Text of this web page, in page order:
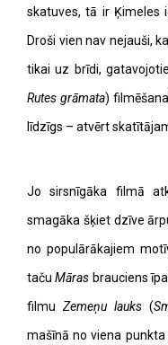
skatuves, tā ir Ķimeles
Droši vien nav nejauši,
tikai uz brīdi,
Rutes grāmata)
līdzīgs – atvērt
Jo sirsnīgāka filmā
smagāka šķiet dzīve
no populārākajiem
tačuMāras brauciens
filmu Zemeņu lauks (
mašīnā no viena